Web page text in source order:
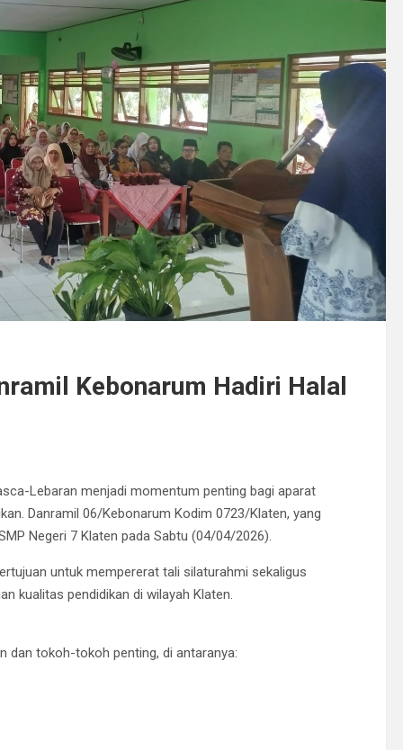
Kebonarum Hadiri Halal
Lebaran menjadi momentum penting bagi aparat
Danramil 06/Kebonarum Kodim 0723/Klaten, yang
Negeri 7 Klaten pada Sabtu (04/04/2026).
untuk mempererat tali silaturahmi sekaligus
kualitas pendidikan di wilayah Klaten.
dan tokoh-tokoh penting, di antaranya: